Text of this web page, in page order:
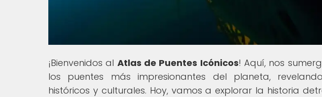
¡Bienvenidos al Atlas de Puentes Icónicos! Aquí, nos
los puentes más impresionantes del planeta,
históricos y culturales. Hoy, vamos a explorar la historia